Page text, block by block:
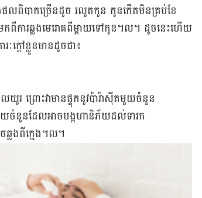
ល​ពិបាក​ច្រើន​ដូច រលូត​កូន កូន​កើត​មិន​គ្រប់​ខែ
ពី​ការ​ឆ្លង​មេរោគ​ពី​ម្ដាយ​ទៅ​កូន។ល។ ដូច​នេះ​ហើយ
ក្ដៅ​ខ្លួន​មាន​ដូច​ជា៖
យូរ ព្រោះ​វា​មាន​ផ្ទុក​នូវ​ប៉ារ៉ាស៊ីត​មួយ​ចំនួន
មួយ​ចំនួន​ដែល​អាច​បង្ក​ហានិភ័យ​ដល់​ទារក
ឆ្លង​ពី​ក្មេង។ល។